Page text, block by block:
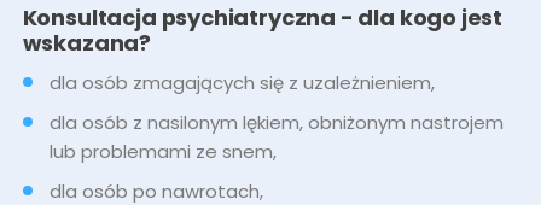
Konsultacja psychiatryczna - dla kogo jest
wskazana?
dla osób zmagających się z uzależnieniem,
dla osób z nasilonym lękiem, obniżonym nastrojem
lub problemami ze snem,
dla osób po nawrotach,